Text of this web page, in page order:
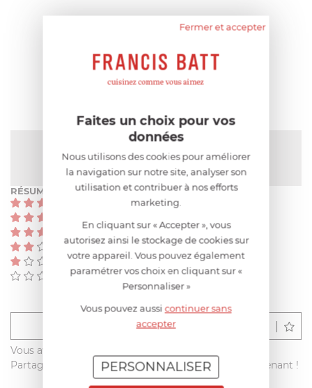
AIDE AU CHOIX
AVIS CLIENT
Pas encore de note
RÉSUMÉ
(0)
(0)
(0)
Déposer un avis
Vous avez acheté ce produit sur francisbatt.com ?
Partagez votre avis avec les autres clients dès maintenant !
Fermer et accepter
Faites un choix pour vos
données
Nous utilisons des cookies pour améliorer
la navigation sur notre site, analyser son
utilisation et contribuer à nos efforts
marketing.
En cliquant sur « Accepter », vous
autorisez ainsi le stockage de cookies sur
votre appareil. Vous pouvez également
paramétrer vos choix en cliquant sur «
Personnaliser »
Vous pouvez aussicontinuer sans
accepter
PERSONNALISER